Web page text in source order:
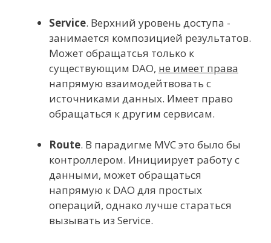
Service. Верхний уровень доступа -
занимается композицией результатов.
Может обращатсья только к
существующим DAO, не имеет права
напрямую взаимодейтвовать с
источниками данных. Имеет право
обращаться к другим сервисам.
Route. В парадигме MVC это было бы
контроллером. Инициирует работу с
данными, может обращаться
напрямую к DAO для простых
операций, однако лучше стараться
вызывать из Service.